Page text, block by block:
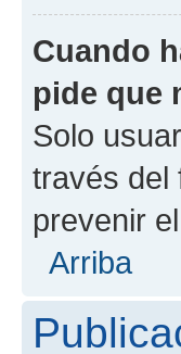
Cuando
pide que
Solo
través del
prevenir
Arriba